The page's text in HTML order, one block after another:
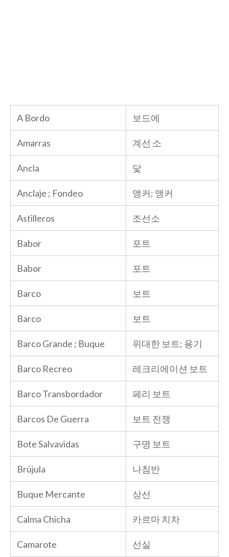
A Bordo 보드에
Amarras 계선 소
Ancla 닻
Anclaje ; Fondeo 앵커; 앵커
Astilleros 조선소
Babor 포트
Babor 포트
Barco 보트
Barco 보트
Barco Grande ; Buque 위대한 보트; 용기
Barco Recreo 레크리에이션 보트
Barco Transbordador 페리 보트
Barcos De Guerra 보트 전쟁
Bote Salvavidas 구명 보트
Brújula 나침반
Buque Mercante 상선
Calma Chicha 카르마 치차
Camarote 선실